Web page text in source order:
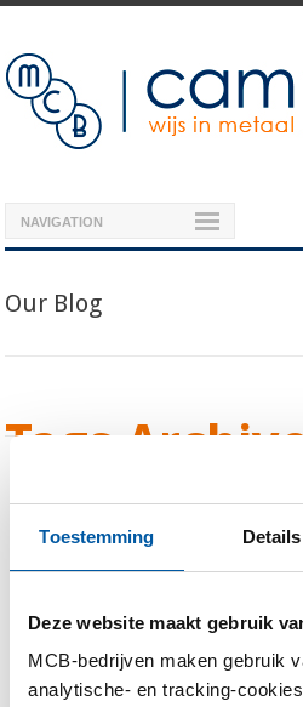
Toestemming Details
Deze website maakt gebruik
MCB-bedrijven maken gebruik
analytische- en tracking-
NAVIGATION
Our Blog
Tags
You are currently
with
aluminium
waarom